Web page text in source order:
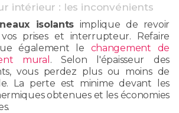
intérieur : les inconvénients
isolants implique de revoir
prises et interrupteur. Refaire
également le changement de
mural . Selon l'épaisseur des
vous perdez plus ou moins de
La perte est minime devant les
obtenues et les économies